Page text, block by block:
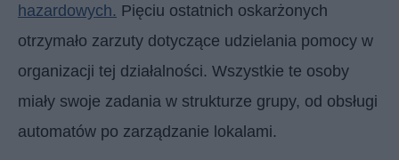
hazardowych. Pięciu ostatnich oskarżonych
otrzymało zarzuty dotyczące udzielania pomocy w
organizacji tej działalności. Wszystkie te osoby
miały swoje zadania w strukturze grupy, od obsługi
automatów po zarządzanie lokalami.